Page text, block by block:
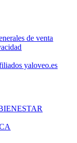
de venta
yaloveo.es